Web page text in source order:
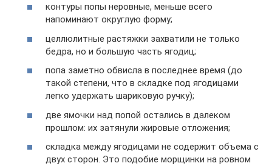
контуры попы неровные, меньше всего
напоминают округлую форму;
целлюлитные растяжки захватили не только
бедра, но и большую часть ягодиц;
попа заметно обвисла в последнее время (до
такой степени, что в складке под ягодицами
легко удержать шариковую ручку);
две ямочки над попой остались в далеком
прошлом: их затянули жировые отложения;
складка между ягодицами не содержит объема с
двух сторон. Это подобие морщинки на ровном